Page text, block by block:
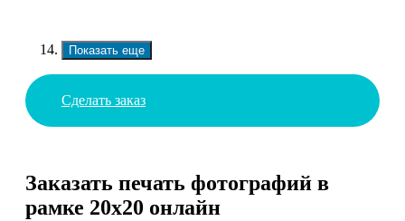
Показать еще
Сделать заказ
Заказать печать фотографий в
рамке 20х20 онлайн